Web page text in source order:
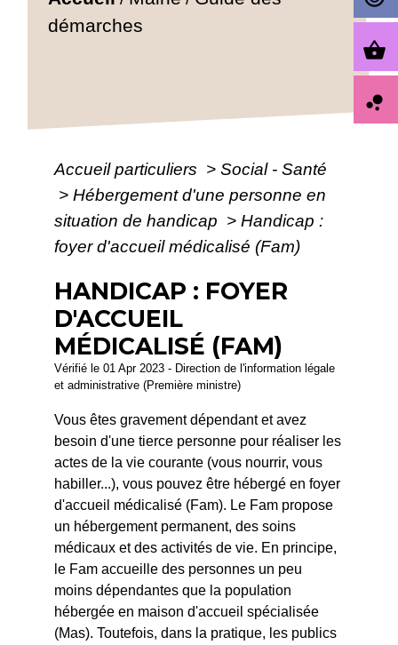
démarches
Accueil particuliers > Social - Santé
> Hébergement d'une personne en
situation de handicap > Handicap :
foyer d'accueil médicalisé (Fam)
HANDICAP : FOYER
D'ACCUEIL
MÉDICALISÉ (FAM)
Vérifié le 01 Apr 2023 - Direction de l'information légale
et administrative (Première ministre)
Vous êtes gravement dépendant et avez
besoin d'une tierce personne pour réaliser les
actes de la vie courante (vous nourrir, vous
habiller...), vous pouvez être hébergé en foyer
d'accueil médicalisé (Fam). Le Fam propose
un hébergement permanent, des soins
médicaux et des activités de vie. En principe,
le Fam accueille des personnes un peu
moins dépendantes que la population
hébergée en maison d'accueil spécialisée
(Mas). Toutefois, dans la pratique, les publics
shopping_basket
bubble_chart